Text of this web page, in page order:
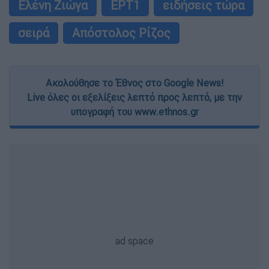
Ελένη Ζιώγα ΕΡΤ1
ειδήσεις τώρα
σειρά
Απόστολος Ρίζος
Ακολούθησε το Έθνος στο Google News!
Live όλες οι εξελίξεις λεπτό προς λεπτό, με την
υπογραφή του www.ethnos.gr